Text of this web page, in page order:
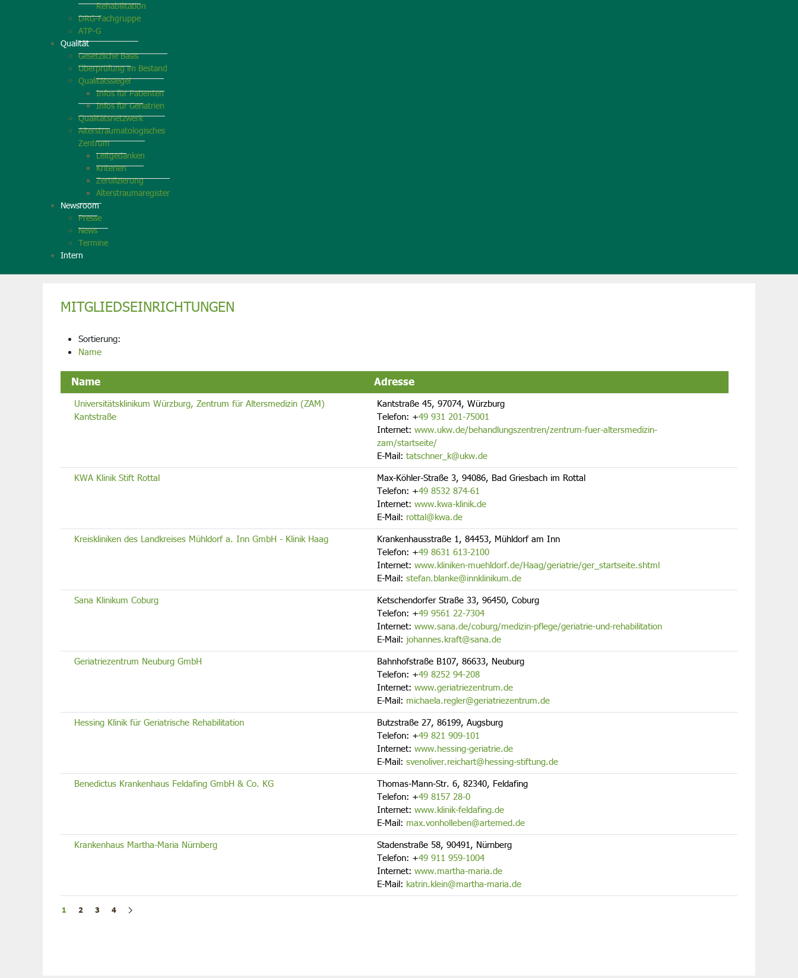
Rehabilitation
DRG-Fachgruppe
ATP-G
Qualität
Gesetzliche Basis
Überprüfung im Bestand
Qualitätssiegel
Infos für Patienten
Infos für Geriatrien
Qualitätsnetzwerk
Alterstraumatologisches
Zentrum
Leitgedanken
Kriterien
Zertifizierung
Alterstraumaregister
Newsroom
Presse
News
Termine
Intern
MITGLIEDSEINRICHTUNGEN
Sortierung:
Name
Name Adresse
Universitätsklinikum Würzburg, Zentrum für Altersmedizin (ZAM)
Kantstraße
Kantstraße 45, 97074, Würzburg
Telefon: +49 931 201-75001
Internet: www.ukw.de/behandlungszentren/zentrum-fuer-altersmedizin-
zam/startseite/
E-Mail: tatschner_k@ukw.de
KWA Klinik Stift Rottal
Max-Köhler-Straße 3, 94086, Bad Griesbach im Rottal
Telefon: +49 8532 874-61
Internet: www.kwa-klinik.de
E-Mail: rottal@kwa.de
Kreiskliniken des Landkreises Mühldorf a. Inn GmbH - Klinik Haag
Krankenhausstraße 1, 84453, Mühldorf am Inn
Telefon: +49 8631 613-2100
Internet: www.kliniken-muehldorf.de/Haag/geriatrie/ger_startseite.shtml
E-Mail: stefan.blanke@innklinikum.de
Sana Klinikum Coburg
Ketschendorfer Straße 33, 96450, Coburg
Telefon: +49 9561 22-7304
Internet: www.sana.de/coburg/medizin-pflege/geriatrie-und-rehabilitation
E-Mail: johannes.kraft@sana.de
Geriatriezentrum Neuburg GmbH
Bahnhofstraße B107, 86633, Neuburg
Telefon: +49 8252 94-208
Internet: www.geriatriezentrum.de
E-Mail: michaela.regler@geriatriezentrum.de
Hessing Klinik für Geriatrische Rehabilitation
Butzstraße 27, 86199, Augsburg
Telefon: +49 821 909-101
Internet: www.hessing-geriatrie.de
E-Mail: svenoliver.reichart@hessing-stiftung.de
Benedictus Krankenhaus Feldafing GmbH & Co. KG
Thomas-Mann-Str. 6, 82340, Feldafing
Telefon: +49 8157 28-0
Internet: www.klinik-feldafing.de
E-Mail: max.vonholleben@artemed.de
Krankenhaus Martha-Maria Nürnberg
Stadenstraße 58, 90491, Nürnberg
Telefon: +49 911 959-1004
Internet: www.martha-maria.de
E-Mail: katrin.klein@martha-maria.de
1 2 3 4